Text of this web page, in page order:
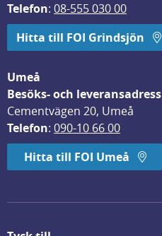
Telefon: 08-555 030 00
Hitta till FOI Grindsjön
Umeå
Besöks- och leveransadress
Cementvägen 20, Umeå
Telefon: 090-10 66 00
Hitta till FOI Umeå